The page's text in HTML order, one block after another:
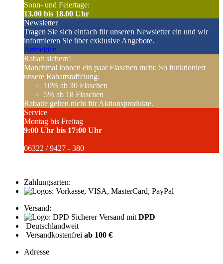
Sonn- und Feiertage:
13.00 bis 18.00 Uhr
Newsletter
Tragen Sie sich einfach für unseren Newsletter ein und wir
informieren Sie über exklusive Angebote.
Anmelden
Rabatt sichern!
Manchmal lohnen ein paar Flaschen mehr. So funktioniert
unsere Rabattstaffelung:
10% ab 30 Flaschen
5% ab 18 Flaschen
Rabatte gelten nicht für Aktionsprodukte.
Service
Montag bis Freitag
9:00 Uhr bis 17:00 Uhr
06322 / 9427 - 380
Zahlungsarten:
Versand:
Sicherer Versand mit DPD
Deutschlandweit
Versandkostenfrei ab 100 €
Adresse